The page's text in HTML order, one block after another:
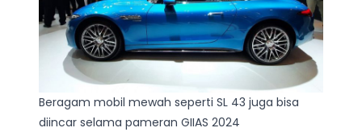
Beragam mobil mewah seperti SL 43 juga bisa
diincar selama pameran GIIAS 2024